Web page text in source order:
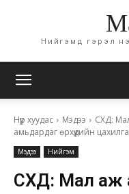
Нийгэмд гэрэл
Нүүр хуудас Мэдээ
СХД:
амьдардаг өрхүүдийн
Мэдээ Нийгэм
СХД: Мал аж